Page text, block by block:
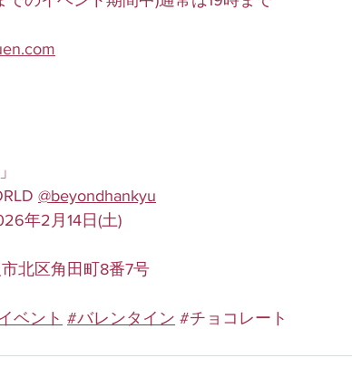
@beyondhankyu
年2月14日(土)
北区角田町8番7号
ベント #バレンタイン #チョコレート